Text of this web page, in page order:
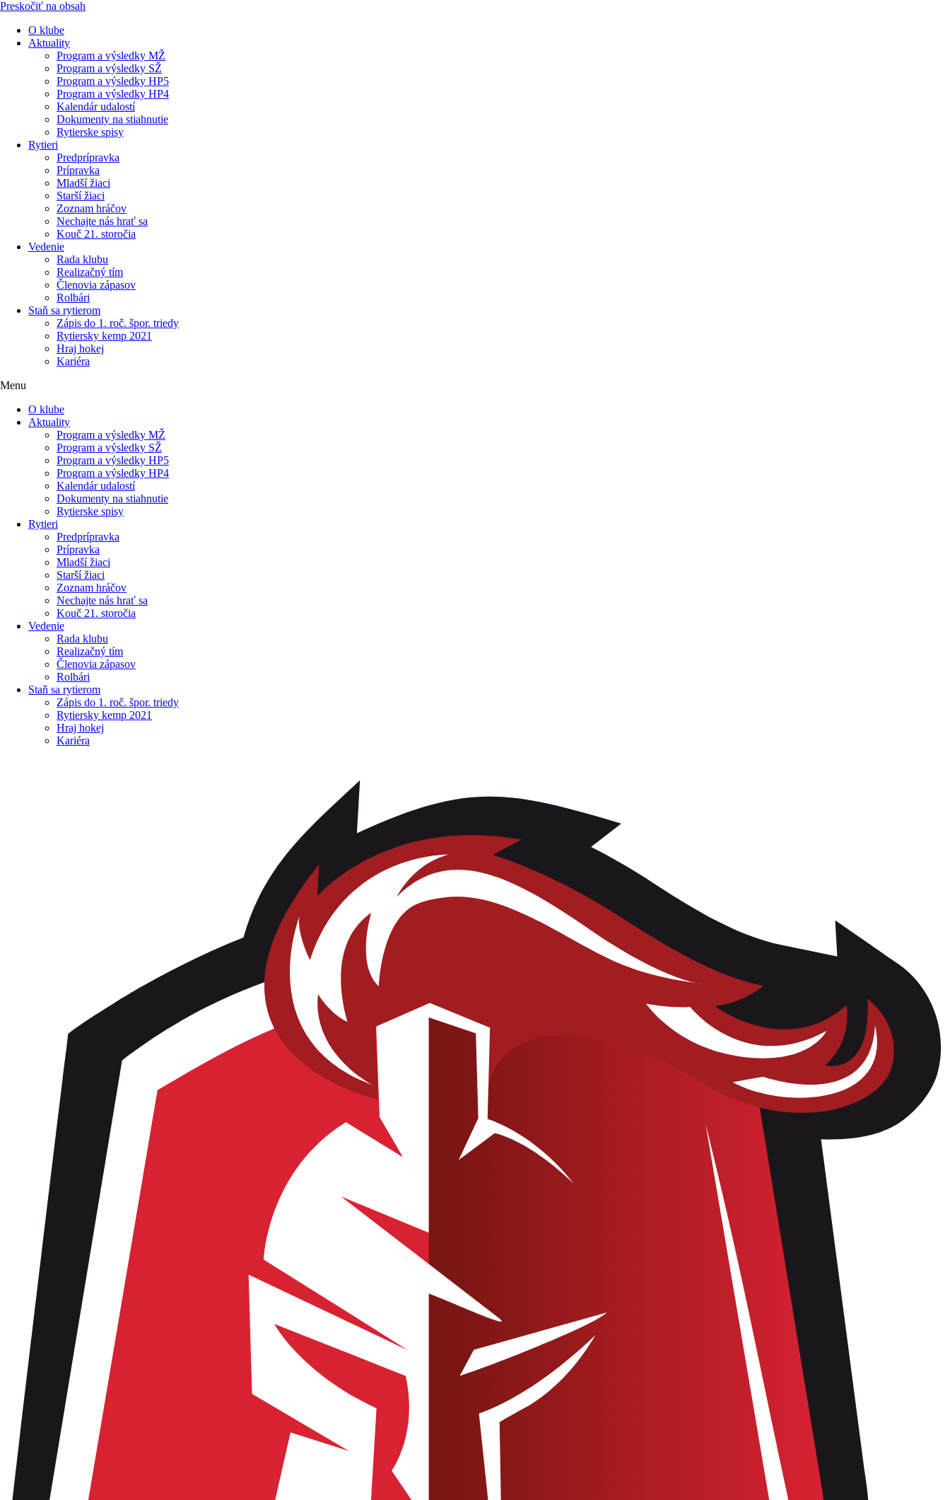
Preskočiť na obsah
O klube
Aktuality
Program a výsledky MŽ
Program a výsledky SŽ
Program a výsledky HP5
Program a výsledky HP4
Kalendár udalostí
Dokumenty na stiahnutie
Rytierske spisy
Rytieri
Predprípravka
Prípravka
Mladší žiaci
Starší žiaci
Zoznam hráčov
Nechajte nás hrať sa
Kouč 21. storočia
Vedenie
Rada klubu
Realizačný tím
Členovia zápasov
Rolbári
Staň sa rytierom
Zápis do 1. roč. špor. triedy
Rytiersky kemp 2021
Hraj hokej
Kariéra
Menu
O klube
Aktuality
Program a výsledky MŽ
Program a výsledky SŽ
Program a výsledky HP5
Program a výsledky HP4
Kalendár udalostí
Dokumenty na stiahnutie
Rytierske spisy
Rytieri
Predprípravka
Prípravka
Mladší žiaci
Starší žiaci
Zoznam hráčov
Nechajte nás hrať sa
Kouč 21. storočia
Vedenie
Rada klubu
Realizačný tím
Členovia zápasov
Rolbári
Staň sa rytierom
Zápis do 1. roč. špor. triedy
Rytiersky kemp 2021
Hraj hokej
Kariéra